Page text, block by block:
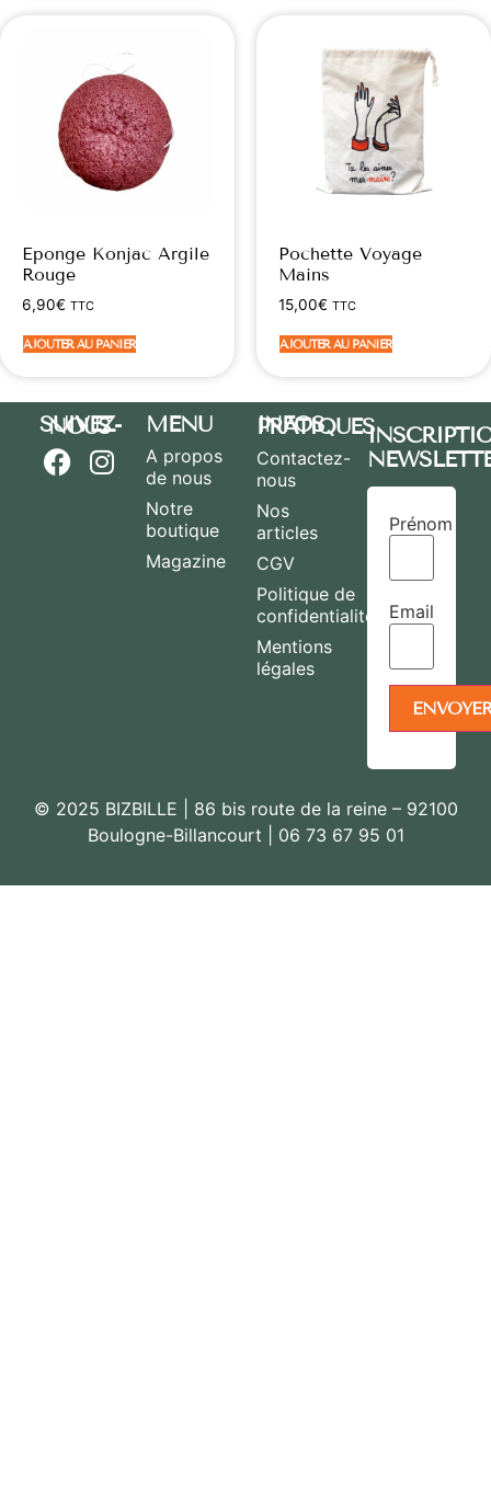
Eponge Konjac Argile
Rouge
6,90€ TTC
AJOUTER AU PANIER
Pochette Voyage
Mains
15,00€ TTC
AJOUTER AU PANIER
SUIVEZ-NOUS MENU
A propos
de nous
Notre
boutique
Magazine
INFOS PRATIQUES
Contactez-
nous
Nos
articles
CGV
Politique de
confidentialité
Mentions
légales
Prénom
Email
© 2025 BIZBILLE | 86 bis route de la reine – 92100
Boulogne-Billancourt | 06 73 67 95 01